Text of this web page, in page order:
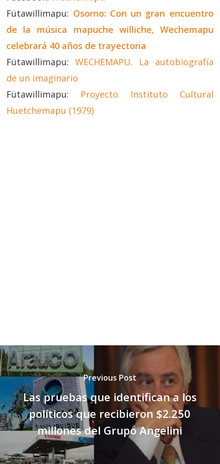
Fütawillimapu: Osorno: Con un gran encuentro
de la música mapuche williche, Wechemapu
celebrará 40 años de trayectoria
Fütawillimapu:WECHEMAPU. La autobiografía
de un imaginario
Fütawillimapu: Proyecto Instituto Cultural
Huetchemapu (1979)
Previous Post
Las pruebas que identifican a los
políticos que recibieron $2.250
millones del Grupo Angelini